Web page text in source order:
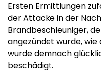
Ersten Ermittlungen
der Attacke in der
Brandbeschleuniger,
angezündet wurde, wie
wurde demnach
beschädigt.